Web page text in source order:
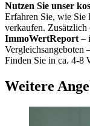
Nutzen Sie unser
Erfahren Sie, wie Sie
verkaufen. Zusätzlich
ImmoWertReport –
Vergleichsangeboten
Finden Sie in ca. 4-8
Weitere